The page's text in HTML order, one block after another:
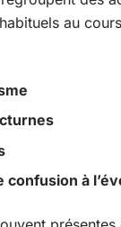
au
confusion à